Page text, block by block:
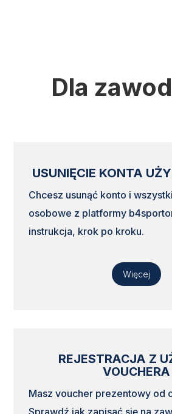
Dla
USUNIĘCIE KONTA
Chcesz usunąć konto i
osobowe z platformy
instrukcja, krok po kroku.
Więcej
REJESTRACJA Z
VOUCHERA
Masz voucher prezentowy od